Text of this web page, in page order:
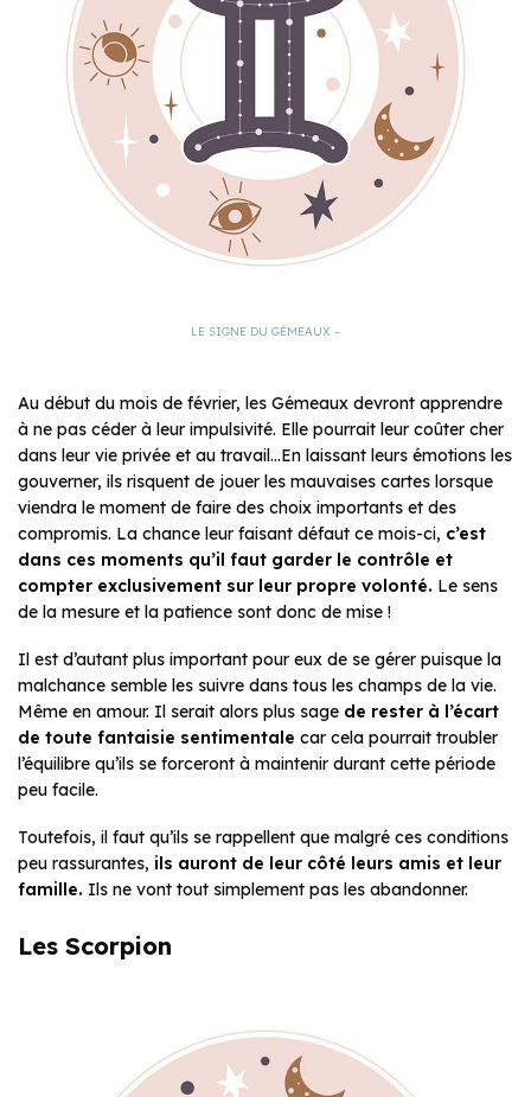
LE SIGNE DU GÉMEAUX –
Au début du mois de février, les Gémeaux devront apprendre
à ne pas céder à leur impulsivité. Elle pourrait leur coûter cher
dans leur vie privée et au travail…En laissant leurs émotions les
gouverner, ils risquent de jouer les mauvaises cartes lorsque
viendra le moment de faire des choix importants et des
compromis. La chance leur faisant défaut ce mois-ci, c’est
dans ces moments qu’il faut garder le contrôle et
compter exclusivement sur leur propre volonté. Le sens
de la mesure et la patience sont donc de mise !
Il est d’autant plus important pour eux de se gérer puisque la
malchance semble les suivre dans tous les champs de la vie.
Même en amour. Il serait alors plus sage de rester à l’écart
de toute fantaisie sentimentale car cela pourrait troubler
l’équilibre qu’ils se forceront à maintenir durant cette période
peu facile.
Toutefois, il faut qu’ils se rappellent que malgré ces conditions
peu rassurantes, ils auront de leur côté leurs amis et leur
famille. Ils ne vont tout simplement pas les abandonner.
Les Scorpion